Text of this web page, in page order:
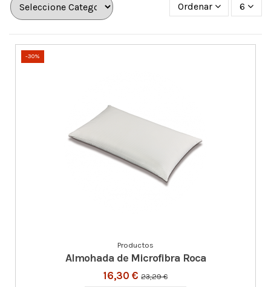
Ordenar 6
-30%
Productos
Almohada de Microfibra Roca
16,30 € 23,29 €